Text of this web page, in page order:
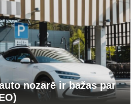
nozarē ir bažas par